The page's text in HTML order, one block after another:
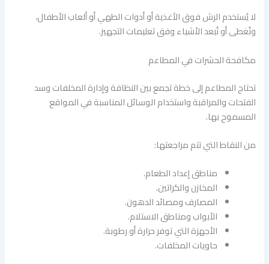
لا يُستخدم الرش فوق الأغذية أو أدوات الطهي أو ألعاب الأطفال،
وتُغطى أو تُبعد الأشياء وفق تعليمات التجهيز.
مكافحة الحشرات في المطاعم
تحتاج المطاعم إلى خطة تجمع بين النظافة وإدارة المخلفات وسد
الفتحات والمراقبة واستخدام الوسائل المناسبة في المواقع
المسموح بها.
من النقاط التي تتم مراجعتها:
مناطق إعداد الطعام.
المخازن والكراتين.
المصارف ومصائد الدهون.
الأبواب ومناطق الاستلام.
الأجهزة التي توفر حرارة أو رطوبة.
حاويات المخلفات.